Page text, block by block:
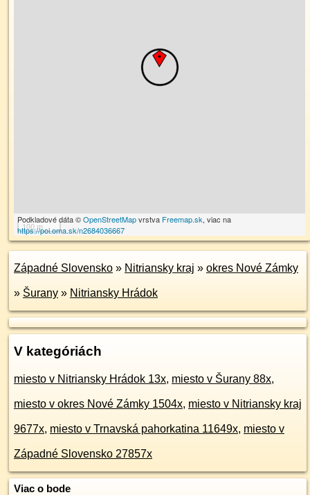
100 m
Podkladové dáta ©OpenStreetMapvrstva Freemap.sk, viac na
https://poi.oma.sk/n2684036667
Západné Slovensko » Nitriansky kraj » okres Nové Zámky
» Šurany » Nitriansky Hrádok
V kategóriách
miesto v Nitriansky Hrádok 13x, miesto v Šurany 88x,
miesto v okres Nové Zámky 1504x, miesto v Nitriansky kraj
9677x, miesto v Trnavská pahorkatina 11649x, miesto v
Západné Slovensko 27857x
Viac o bode